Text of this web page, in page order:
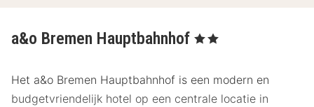
a&o Bremen Hauptbahnhof , 2 Sterren
Het a&o Bremen Hauptbahnhof is een modern en
budgetvriendelijk hotel op een centrale locatie in